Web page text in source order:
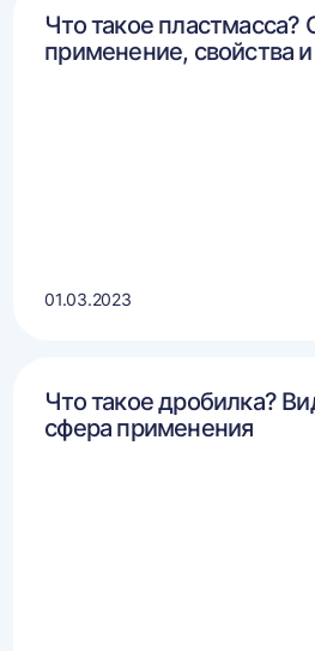
Что такое пластмасса?
применение, свойства
01.03.2023
Что такое дробилка?
сфера применения